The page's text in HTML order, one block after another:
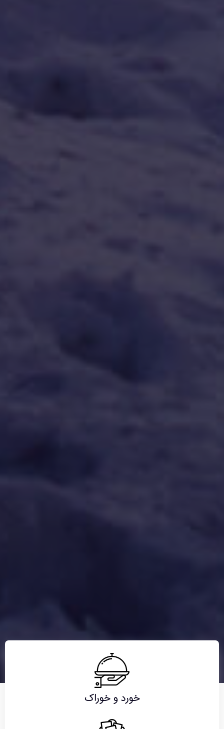
خورد و خوراک